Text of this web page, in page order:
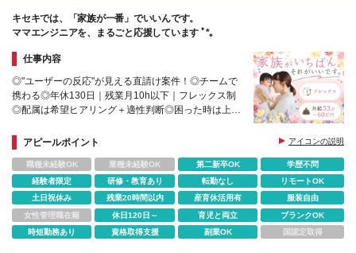
キセキでは、「家族が一番」でいいんです。
ママエンジニアを、まるごと応援しています ﾟ*｡
仕事内容
◎"ユーザーの反応"が見える直請け案件！◎チームで
携わる◎年休130日｜残業月10h以下｜フレックス制
◎配属は希望ヒアリング＋適性判断◎困った時は上長
アピールポイント
アイコンの説明
職種未経験OK 業種未経験OK 第二新卒OK
学歴不問
経験者限定
研修・教育あり 転勤なし
リモートOK
土日祝休み
残業20時間以内 産育休活用有
服装自由
女性管理職在籍
休日120日～ 育児と両立
ブランクOK
時短勤務あり
資格取得支援 副業OK 国認定取得